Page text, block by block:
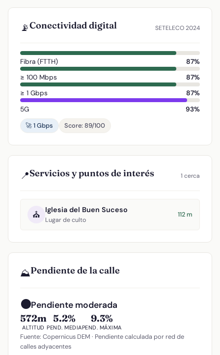
📡Conectividad digital SETELECO 2024
Fibra (FTTH)
87%
≥ 100 Mbps
87%
≥ 1 Gbps
87%
5G
93%
🚀 1 Gbps
Score: 89/100
📍Servicios y puntos de interés 1 cerca
⛪ Iglesia del Buen Suceso
Lugar de culto
112 m
⛰️Pendiente de la calle
🟠Pendiente moderada
572m
ALTITUD
5.2%
PEND. MEDIA
9.3%
PEND. MÁXIMA
Fuente: Copernicus DEM · Pendiente calculada por red de
calles adyacentes